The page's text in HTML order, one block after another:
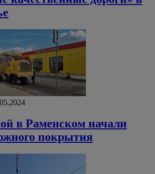
в Раменском начали
покрытия